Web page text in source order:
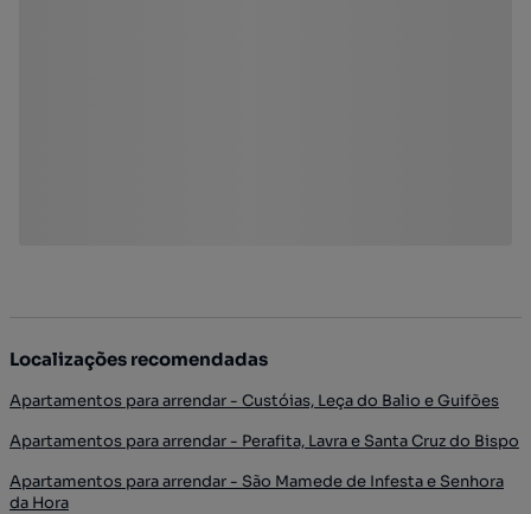
Localizações recomendadas
Apartamentos para arrendar - Custóias, Leça do Balio e Guifões
Apartamentos para arrendar - Perafita, Lavra e Santa Cruz do Bispo
Apartamentos para arrendar - São Mamede de Infesta e Senhora
da Hora